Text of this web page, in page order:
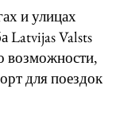
и улицах
Latvijas Valsts
возможности,
для поездок